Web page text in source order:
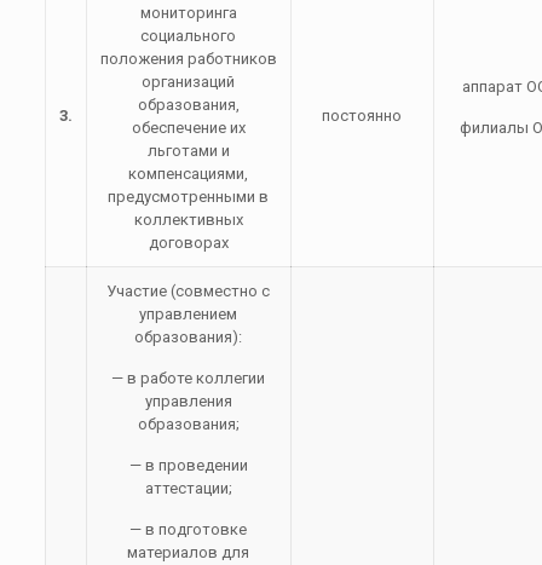
3.
мониторинга
социального
положения работников
организаций
образования,
обеспечение их
льготами и
компенсациями,
предусмотренными в
коллективных
договорах
постоянно
аппарат
филиалы
Участие (совместно с
управлением
образования):
— в работе коллегии
управления
образования;
— в проведении
аттестации;
— в подготовке
материалов для